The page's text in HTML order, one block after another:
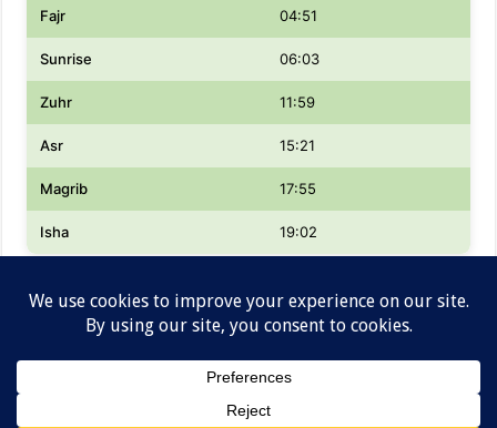
Fajr 04:51
Sunrise 06:03
Zuhr 11:59
Asr 15:21
Magrib 17:55
Isha 19:02
Lowongan kerja dan Informasi Gaji